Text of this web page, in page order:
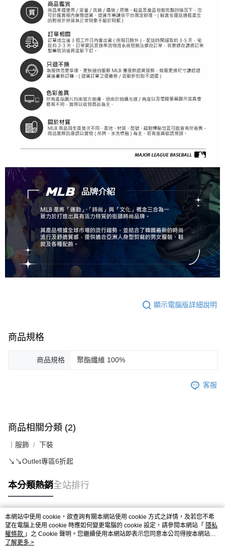
顯示電腦版詳細說明
商品規格
商品規格 聚酯纖維 100%
客服
商品相關分類 (2)
｜服飾 下裝
↘️↘️Outlet專區6折起
本分類熱銷全站排行
熱門標籤
本網站中使用 cookie，欲查詢有關本網站使用 cookie 方式之詳情，及若您不希
望在電腦上使用 cookie 時應如何變更電腦的 cookie 設定，請參閱本網站「 隱私
權條款 」之 Cookie 聲明。您繼續使用本網站即表示您同意本公司得按本網站使
用條款之 Cookie 聲明使用 cookie。
了解更多 >